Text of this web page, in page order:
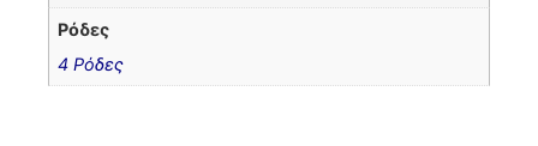
Ρόδες
4 Ρόδες